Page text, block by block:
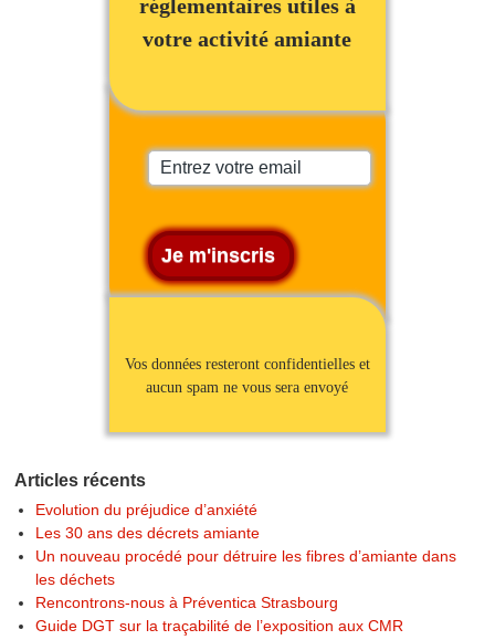
réglementaires utiles à
votre activité amiante
Vos données resteront confidentielles et
aucun spam ne vous sera envoyé
Articles récents
Evolution du préjudice d’anxiété
Les 30 ans des décrets amiante
Un nouveau procédé pour détruire les fibres d’amiante dans
les déchets
Rencontrons-nous à Préventica Strasbourg
Guide DGT sur la traçabilité de l’exposition aux CMR